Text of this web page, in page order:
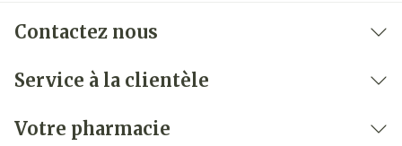
Contactez nous
Service à la clientèle
Votre pharmacie